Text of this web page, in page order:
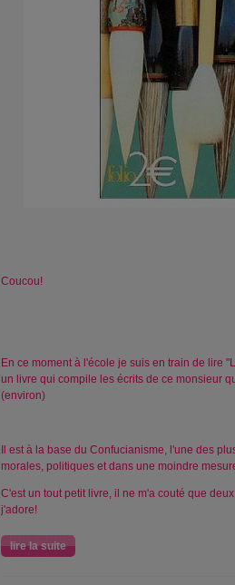
Coucou!
En ce moment à l'école je suis en train de lire
un livre qui compile les écrits de ce monsieur
(environ)
Il est à la base du Confucianisme, l'une des
morales, politiques et dans une moindre
C'est un tout petit livre, il ne m'a couté que
j'adore!
lire la suite